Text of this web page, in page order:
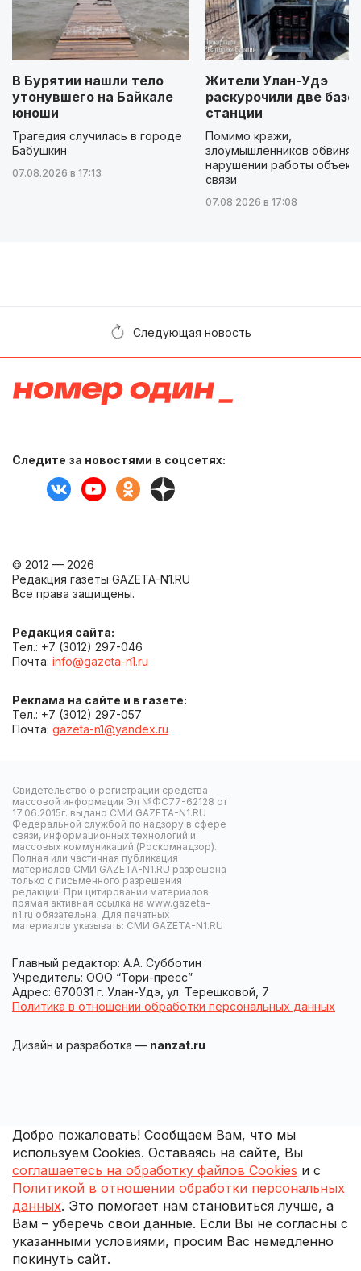
В Бурятии нашли тело
утонувшего на Байкале
юноши
Трагедия случилась в городе
Бабушкин
07.08.2026 в 17:13
Жители Улан-Удэ
раскурочили две
станции
Помимо кражи,
злоумышленников
нарушении работы
связи
07.08.2026 в 17:08
Следующая новость
Следите за новостями в соцсетях:
© 2012 — 2026
Редакция газеты GAZETA-N1.RU
Все права защищены.
Редакция сайта:
Тел.: +7 (3012) 297-046
Почта: info@gazeta-n1.ru
Реклама на сайте и в газете:
Тел.: +7 (3012) 297-057
Почта: gazeta-n1@yandex.ru
Свидетельство о регистрации средства
массовой информации Эл №ФС77-62128 от
17.06.2015г. выдано СМИ GAZETA-N1.RU
Федеральной службой по надзору в сфере
связи, информационных технологий и
массовых коммуникаций (Роскомнадзор).
Полная или частичная публикация
материалов СМИ GAZETA-N1.RU разрешена
только с письменного разрешения
редакции! При цитировании материалов
прямая активная ссылка на www.gazeta-
n1.ru обязательна. Для печатных
материалов указывать: СМИ GAZETA-N1.RU
Главный редактор: А.А. Субботин
Учредитель: ООО “Тори-пресс”
Адрес: 670031 г. Улан-Удэ, ул. Терешковой, 7
Политика в отношении обработки персональных данных
Дизайн и разработка — nanzat.ru
Добро пожаловать! Сообщаем Вам, что мы
используем Cookies. Оставаясь на сайте, Вы
соглашаетесь на обработку файлов Cookies и с
Политикой в отношении обработки персональных
данных. Это помогает нам становиться лучше, а
Вам – уберечь свои данные. Если Вы не согласны с
указанными условиями, просим Вас немедленно
покинуть сайт.